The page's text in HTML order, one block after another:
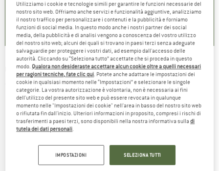
5,0(1) 0,0(0)
GROUNDIES -Nova Special - Scarpe barefoot
(0)
Utilizziamo i cookie e tecnologie simili per garantire le funzioni necessarie del
nostro sito web. Offriamo anche servizi e funzionalità aggiuntive, analizziamo
il nostro traffico per personalizzare i contenuti e la pubblicità e forniamo
funzioni di social media. In questo modo anche i nostri partner dei social
media, della pubblicità e di analisi vengono a conoscenza del vostro utilizzo
del nostro sito web; alcuni dei quali si trovano in paesi terzi senza adeguate
salvaguardie per proteggere i vostri dati, ad esempio dall'accesso delle
autorità. Cliccando su “Seleziona tutto” accettate che si proceda in questo
modo. Qualora non desideraste accettare alcun cookie oltre a quelli necessari
per ragioni tecniche, fate clic qui. Potete anche adattare le impostazioni dei
cookie in qualsiasi momento nelle “Impostazioni” e selezionare le singole
categorie. La vostra autorizzazione è volontaria, non è necessaria ai fini
dell'utilizzo del presente sito web e può essere revocata in qualunque
momento nelle "Impostazioni dei cookie" nell'area in basso del nostro sito web
o rifiutata fin dall'inizio. Ulteriori informazioni in proposito, compresi i rischi di
trasferimenti a paesi terzi, sono disponibili nella nostra informativa sulladi
tutela dei dati personali.
IMPOSTAZIONI SELEZIONA TUTTI